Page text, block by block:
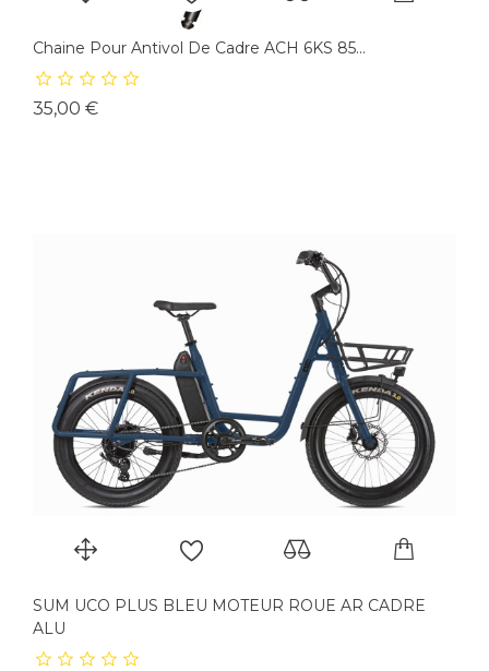
Chaine Pour Antivol De Cadre ACH 6KS 85...
35,00 €Prix
SUM UCO PLUS BLEU MOTEUR ROUE AR CADRE
ALU